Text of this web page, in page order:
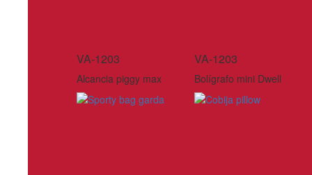
VA-1203
Alcancia piggy max
VA-1203
Bolígrafo mini Dwell